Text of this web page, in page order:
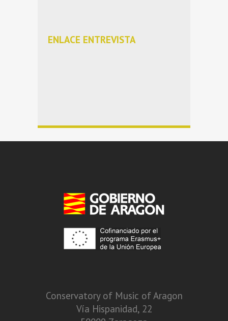
ENLACE ENTREVISTA
Conservatory of Music of Aragon
Vía Hispanidad, 22